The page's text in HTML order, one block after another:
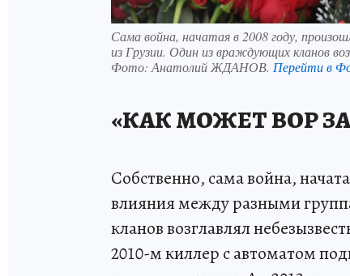
Сама война, начатая в 2008 году,
из Грузии. Один из враждующих кланов
Фото: Анатолий ЖДАНОВ. Перейти в
«КАК МОЖЕТ ВОР
Собственно, сама война,
влияния между разными
кланов возглавлял
2010-м киллер с автоматом